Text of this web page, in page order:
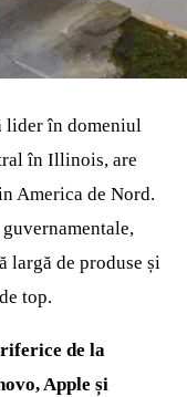
lider în domeniul
în Illinois, are
America de Nord.
largă de produse și
top.
de la
Apple și